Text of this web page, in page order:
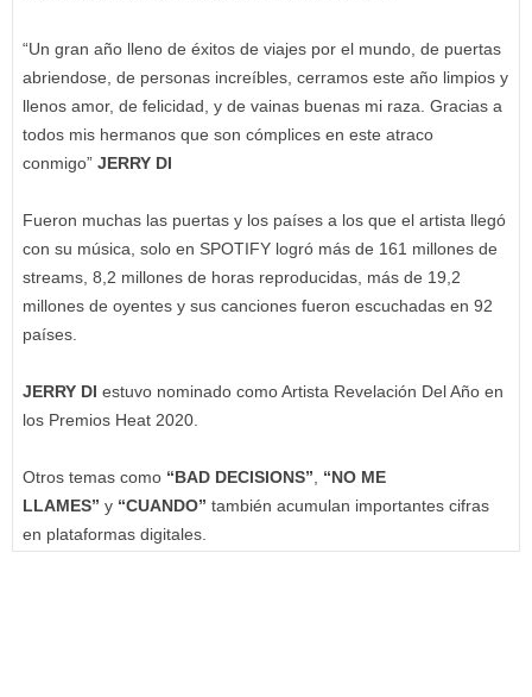
“Un gran año lleno de éxitos de viajes por el mundo, de puertas
abriendose, de personas increíbles, cerramos este año limpios y
llenos amor, de felicidad, y de vainas buenas mi raza. Gracias a
todos mis hermanos que son cómplices en este atraco
conmigo” JERRY DI
Fueron muchas las puertas y los países a los que el artista llegó
con su música, solo en SPOTIFY logró más de 161 millones de
streams, 8,2 millones de horas reproducidas, más de 19,2
millones de oyentes y sus canciones fueron escuchadas en 92
países.
JERRY DI estuvo nominado como Artista Revelación Del Año en
los Premios Heat 2020.
Otros temas como “BAD DECISIONS”
“NO ME
LLAMES” y “CUANDO” también acumulan importantes cifras
en plataformas digitales.